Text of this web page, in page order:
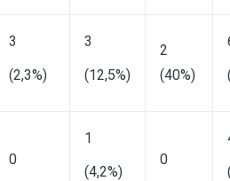
3
(2,3%)
3
(12,5%)
2
(40%)
0
1
(4,2%)
0